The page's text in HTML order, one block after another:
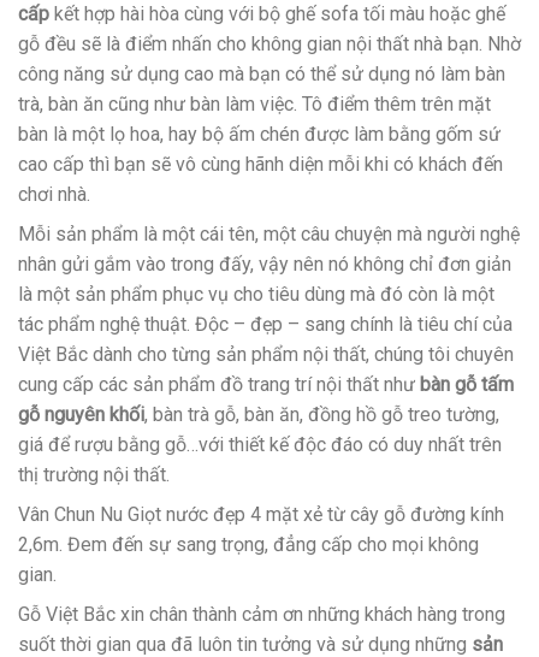
cấp kết hợp hài hòa cùng với bộ ghế sofa tối màu hoặc ghế
gỗ đều sẽ là điểm nhấn cho không gian nội thất nhà bạn. Nhờ
công năng sử dụng cao mà bạn có thể sử dụng nó làm bàn
trà, bàn ăn cũng như bàn làm việc. Tô điểm thêm trên mặt
bàn là một lọ hoa, hay bộ ấm chén được làm bằng gốm sứ
cao cấp thì bạn sẽ vô cùng hãnh diện mỗi khi có khách đến
chơi nhà.
Mỗi sản phẩm là một cái tên, một câu chuyện mà người nghệ
nhân gửi gắm vào trong đấy, vậy nên nó không chỉ đơn giản
là một sản phẩm phục vụ cho tiêu dùng mà đó còn là một
tác phẩm nghệ thuật. Độc – đẹp – sang chính là tiêu chí của
Việt Bắc dành cho từng sản phẩm nội thất, chúng tôi chuyên
cung cấp các sản phẩm đồ trang trí nội thất như bàn gỗ tấm
gỗ nguyên khối, bàn trà gỗ, bàn ăn, đồng hồ gỗ treo tường,
giá để rượu bằng gỗ…với thiết kế độc đáo có duy nhất trên
thị trường nội thất.
Vân Chun Nu Giọt nước đẹp 4 mặt xẻ từ cây gỗ đường kính
2,6m. Đem đến sự sang trọng, đẳng cấp cho mọi không
gian.
Gỗ Việt Bắc xin chân thành cảm ơn những khách hàng trong
suốt thời gian qua đã luôn tin tưởng và sử dụng những sản